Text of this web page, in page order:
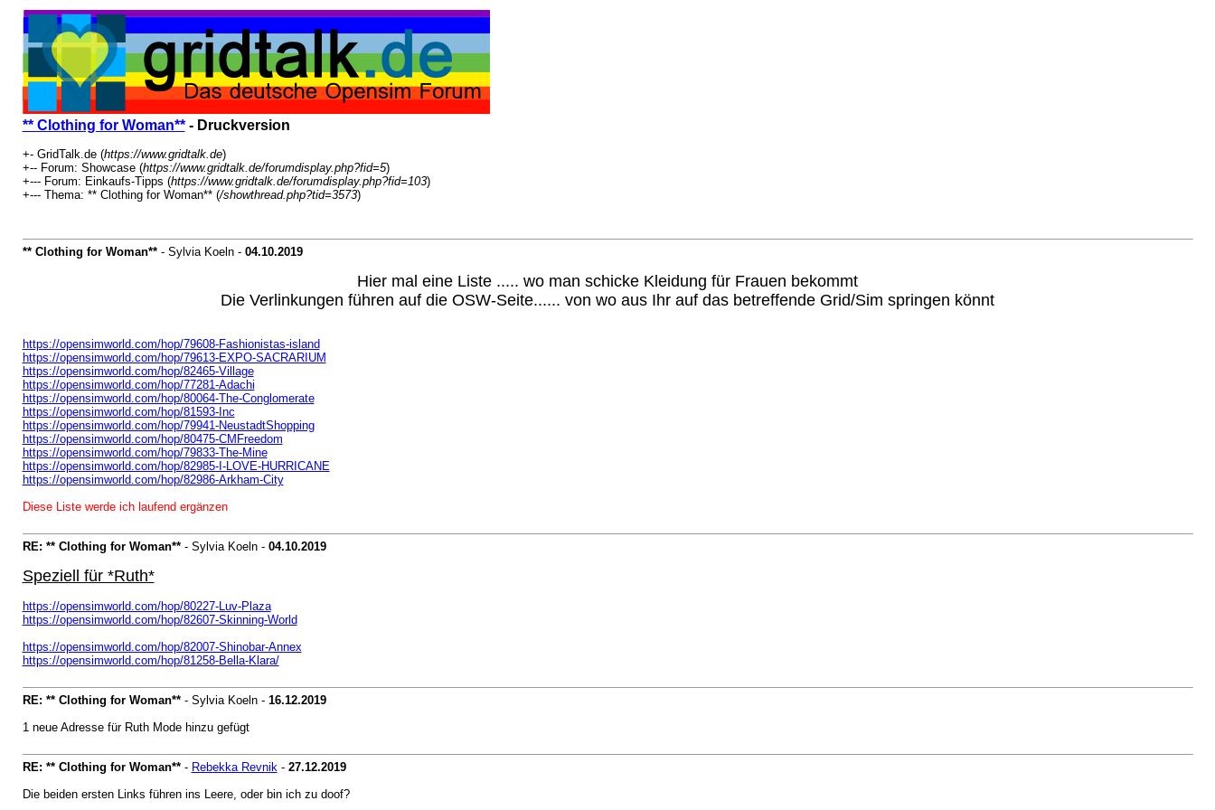
** Clothing for Woman**- Druckversion
+- GridTalk.de (https://www.gridtalk.de)
+-- Forum: Showcase (https://www.gridtalk.de/forumdisplay.php?fid=5)
+--- Forum: Einkaufs-Tipps (https://www.gridtalk.de/forumdisplay.php?fid=103)
+--- Thema: ** Clothing for Woman** (/showthread.php?tid=3573)
** Clothing for Woman**- Sylvia Koeln - 04.10.2019
Hier mal eine Liste ..... wo man schicke Kleidung für Frauen bekommt
Die Verlinkungen führen auf die OSW-Seite...... von wo aus Ihr auf das betreffende Grid/Sim springen könnt
https://opensimworld.com/hop/79608-Fashionistas-island
https://opensimworld.com/hop/79613-EXPO-SACRARIUM
https://opensimworld.com/hop/82465-Village
https://opensimworld.com/hop/77281-Adachi
https://opensimworld.com/hop/80064-The-Conglomerate
https://opensimworld.com/hop/81593-Inc
https://opensimworld.com/hop/79941-NeustadtShopping
https://opensimworld.com/hop/80475-CMFreedom
https://opensimworld.com/hop/79833-The-Mine
https://opensimworld.com/hop/82985-I-LOVE-HURRICANE
https://opensimworld.com/hop/82986-Arkham-City
Diese Liste werde ich laufend ergänzen
RE: ** Clothing for Woman**- Sylvia Koeln - 04.10.2019
Speziell für *Ruth*
https://opensimworld.com/hop/80227-Luv-Plaza
https://opensimworld.com/hop/82607-Skinning-World
https://opensimworld.com/hop/82007-Shinobar-Annex
https://opensimworld.com/hop/81258-Bella-Klara/
RE: ** Clothing for Woman**- Sylvia Koeln - 16.12.2019
1 neue Adresse für Ruth Mode hinzu gefügt
RE: ** Clothing for Woman**- Rebekka Revnik- 27.12.2019
Die beiden ersten Links führen ins Leere, oder bin ich zu doof?